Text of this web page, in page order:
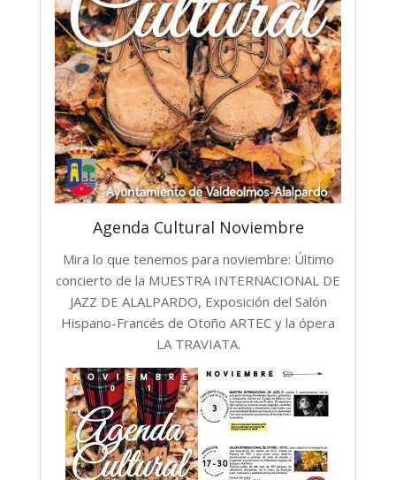
Agenda Cultural Noviembre
Mira lo que tenemos para noviembre: Último
concierto de la MUESTRA INTERNACIONAL DE
JAZZ DE ALALPARDO, Exposición del Salón
Hispano-Francés de Otoño ARTEC y la ópera
LA TRAVIATA.